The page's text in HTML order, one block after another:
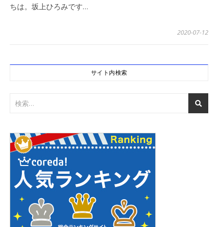
ちは。坂上ひろみです…
2020-07-12
サイト内検索